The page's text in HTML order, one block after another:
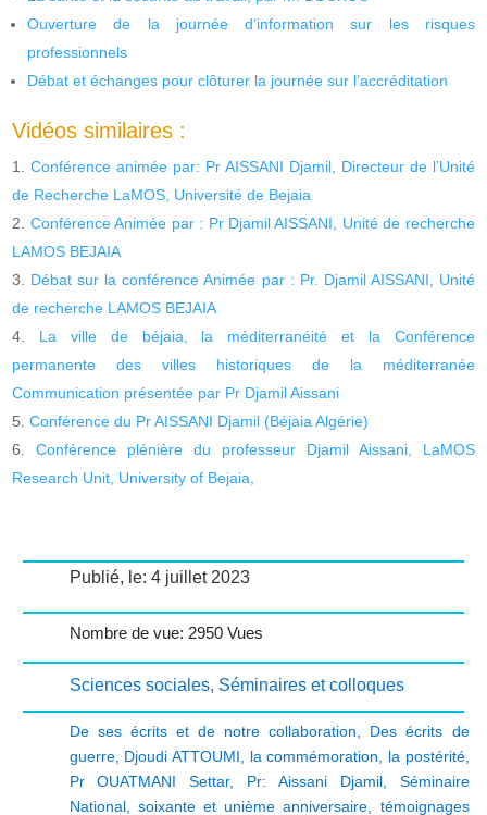
Ouverture de la journée d’information sur les risques
professionnels
Débat et échanges pour clôturer la journée sur l’accréditation
Vidéos similaires :
Conférence animée par: Pr AISSANI Djamil, Directeur de l’Unité
de Recherche LaMOS, Université de Bejaia
Conférence Animée par : Pr Djamil AISSANI, Unité de recherche
LAMOS BEJAIA
Débat sur la conférence Animée par : Pr. Djamil AISSANI, Unité
de recherche LAMOS BEJAIA
La ville de béjaia, la méditerranéité et la Conférence
permanente des villes historiques de la méditerranée
Communication présentée par Pr Djamil Aissani
Conférence du Pr AISSANI Djamil (Béjaia Algérie)
Conférence plénière du professeur Djamil Aissani, LaMOS
Research Unit, University of Bejaia,
Publié, le: 4 juillet 2023
Nombre de vue: 2950 Vues
Sciences sociales, Séminaires et colloques
De ses écrits et de notre collaboration
Des écrits de
guerre, Djoudi ATTOUMI la commémoration la postérité,
Pr OUATMANI Settar, Pr: Aissani Djamil, Séminaire
National, soixante et unième anniversaire
témoignages